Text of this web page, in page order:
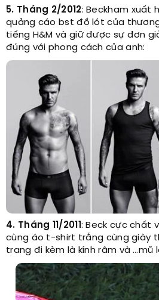
5. Tháng 2/2012: Beckham xuất
quảng cáo bst đồ lót của
tiếng H&M và giữ được sự đơn
đúng với phong cách của anh:
4. Tháng 11/2011 : Beck cực chất
cùng áo t-shirt trắng cùng giày
trang đi kèm là kính râm và …mũ